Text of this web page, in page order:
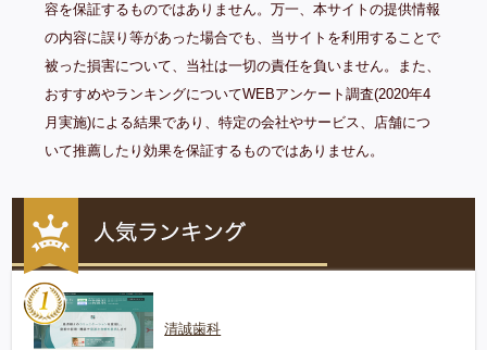
容を保証するものではありません。万一、本サイトの提供情報
の内容に誤り等があった場合でも、当サイトを利用することで
被った損害について、当社は一切の責任を負いません。また、
おすすめやランキングについてWEBアンケート調査(2020年4
月実施)による結果であり、特定の会社やサービス、店舗につ
いて推薦したり効果を保証するものではありません。
清誠歯科